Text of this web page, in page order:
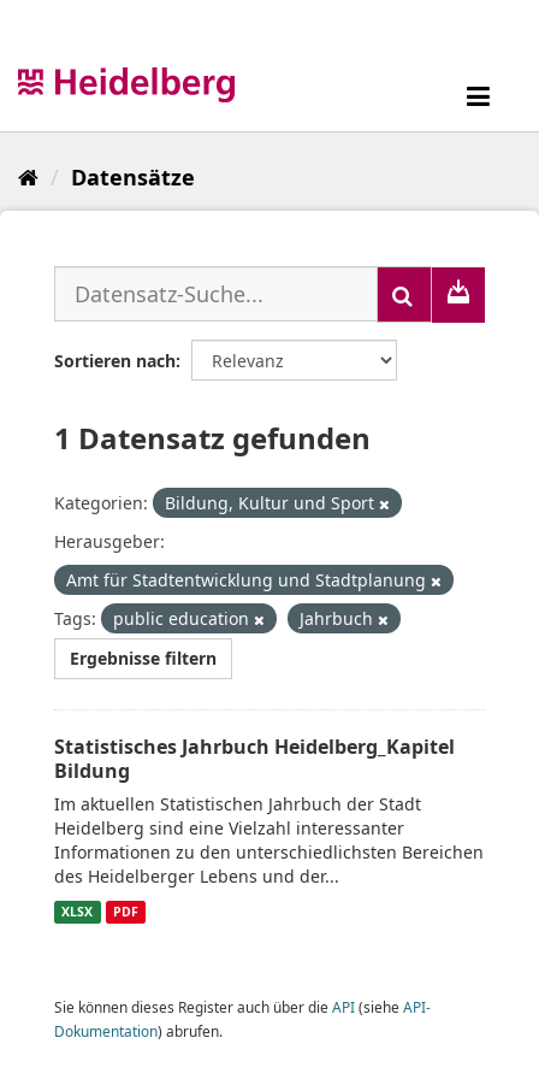
Datensätze
Sortieren nach
1 Datensatz gefunden
Kategorien:
Bildung, Kultur und Sport
Herausgeber:
Amt für Stadtentwicklung und Stadtplanung
Tags:
public education
Jahrbuch
Ergebnisse filtern
Statistisches Jahrbuch Heidelberg_Kapitel
Bildung
Im aktuellen Statistischen Jahrbuch der Stadt
Heidelberg sind eine Vielzahl interessanter
Informationen zu den unterschiedlichsten Bereichen
des Heidelberger Lebens und der...
XLSX PDF
Sie können dieses Register auch über die API(siehe API-
Dokumentation) abrufen.